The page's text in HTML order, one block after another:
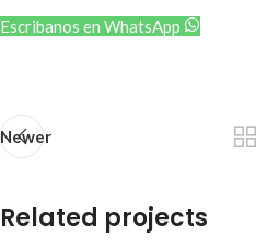
Escribanos en WhatsApp
Newer
Related projects